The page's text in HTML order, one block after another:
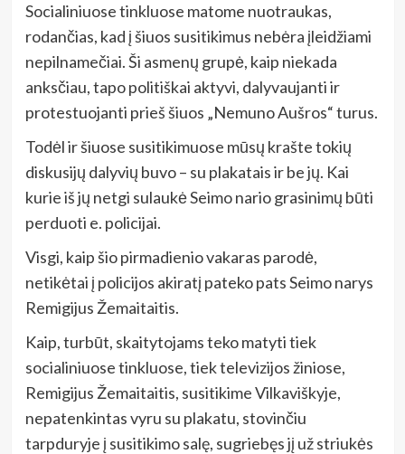
Socialiniuose tinkluose matome nuotraukas,
rodančias, kad į šiuos susitikimus nebėra įleidžiami
nepilnamečiai. Ši asmenų grupė, kaip niekada
anksčiau, tapo politiškai aktyvi, dalyvaujanti ir
protestuojanti prieš šiuos „Nemuno Aušros“ turus.
Todėl ir šiuose susitikimuose mūsų krašte tokių
diskusijų dalyvių buvo – su plakatais ir be jų. Kai
kurie iš jų netgi sulaukė Seimo nario grasinimų būti
perduoti e. policijai.
Visgi, kaip šio pirmadienio vakaras parodė,
netikėtai į policijos akiratį pateko pats Seimo narys
Remigijus Žemaitaitis.
Kaip, turbūt, skaitytojams teko matyti tiek
socialiniuose tinkluose, tiek televizijos žiniose,
Remigijus Žemaitaitis, susitikime Vilkaviškyje,
nepatenkintas vyru su plakatu, stovinčiu
tarpduryje į susitikimo salę, sugriebęs jį už striukės